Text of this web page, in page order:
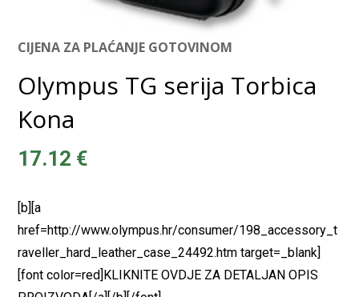
CIJENA ZA PLAĆANJE GOTOVINOM
Olympus TG serija Torbica
Kona
17.12 €
[b][a
href=http://www.olympus.hr/consumer/198_accessory_t
raveller_hard_leather_case_24492.htm target=_blank]
[font color=red]KLIKNITE OVDJE ZA DETALJAN OPIS